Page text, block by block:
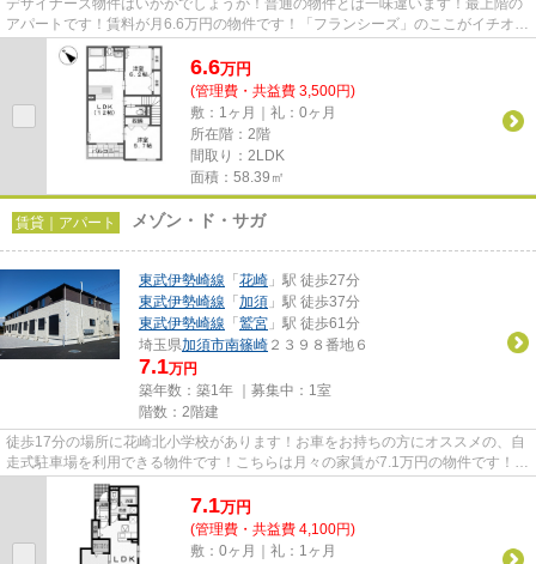
デザイナーズ物件はいかがでしょうか！普通の物件とは一味違います！最上階の
アパートです！賃料が月6.6万円の物件です！「フランシーズ」のここがイチオ
シ！加須市エリアにある賃貸情...
6.6万円
(管理費・共益費 3,500円)
敷：1ヶ月｜礼：0ヶ月
所在階：2階
間取り：2LDK
面積：58.39㎡
賃貸｜アパート メゾン・ド・サガ
東武伊勢崎線 「 花崎 」駅 徒歩27分
東武伊勢崎線 「 加須 」駅 徒歩37分
東武伊勢崎線 「 鷲宮 」駅 徒歩61分
埼玉県加須市南篠崎 ２３９８番地６
7.1万円
築年数：築1年 ｜募集中： 1室
階数：2階建
徒歩17分の場所に花崎北小学校があります！お車をお持ちの方にオススメの、自
走式駐車場を利用できる物件です！こちらは月々の家賃が7.1万円の物件です！気
になるイチオシ物件情報：「...
7.1万円
(管理費・共益費 4,100円)
敷：0ヶ月｜礼：1ヶ月